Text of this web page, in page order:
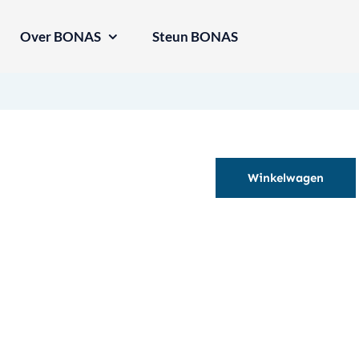
Over BONAS Steun BONAS
Winkelwagen